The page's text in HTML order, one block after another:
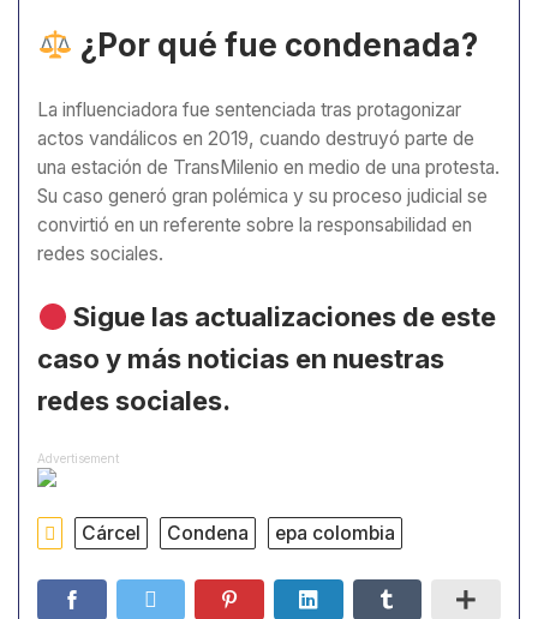
¿Por qué fue condenada?
La influenciadora fue sentenciada tras protagonizar
actos vandálicos en 2019, cuando destruyó parte de
una estación de TransMilenio en medio de una protesta.
Su caso generó gran polémica y su proceso judicial se
convirtió en un referente sobre la responsabilidad en
redes sociales.
Sigue las actualizaciones de este
caso y más noticias en nuestras
redes sociales.
Advertisement
Cárcel Condena epa colombia